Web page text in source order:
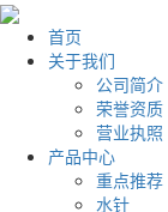
首页
关于我们
公司简介
荣誉资质
营业执照
产品中心
重点推荐
水针